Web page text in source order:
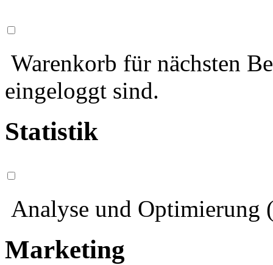
Warenkorb für nächsten
eingeloggt sind.
Statistik
Analyse und Optimierung
Marketing